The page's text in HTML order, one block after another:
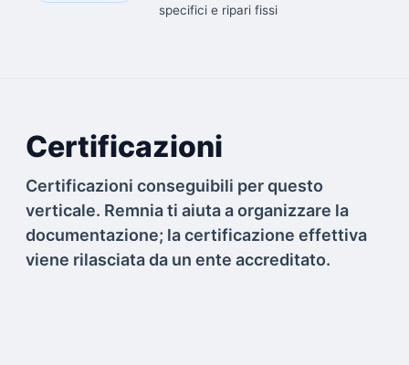
specifici e ripari fissi
Certificazioni
Certificazioni conseguibili per questo
verticale. Remnia ti aiuta a organizzare la
documentazione; la certificazione effettiva
viene rilasciata da un ente accreditato.